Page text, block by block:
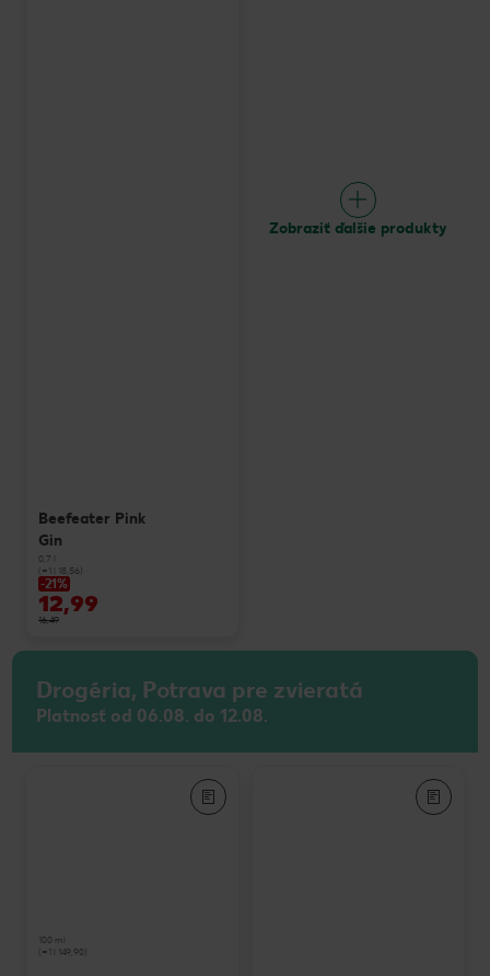
Beefeater Pink
Gin
0,7 l
(=1 l 18,56)
-21%
12,99
16,49
Zobraziť ďalšie produkty
Drogéria, Potrava pre zvieratá
Platnosť od 06.08. do 12.08.
100 ml
(=1 l 149,90)